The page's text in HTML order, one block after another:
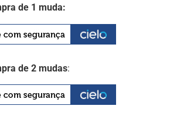
de 1 muda:
de 2 mudas: